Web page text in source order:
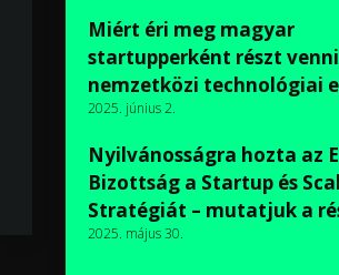
Miért éri meg magyar
startupperként részt
nemzetközi technológiai
2025. június 2.
Nyilvánosságra hozta az
Bizottság a Startup és
Stratégiát – mutatjuk a
2025. május 30.